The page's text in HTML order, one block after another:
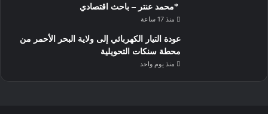
*محمد عنتر – باحث اقتصادي
منذ 17 ساعة
عودة التيار الكهربائي إلى ولاية البحر الأحمر من
محطة سنكات التحويلية
منذ يوم واحد